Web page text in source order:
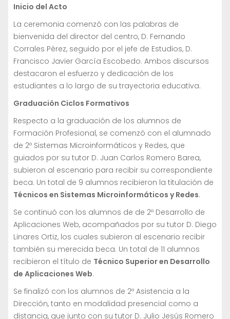
Inicio del Acto
La ceremonia comenzó con las palabras de
bienvenida del director del centro, D. Fernando
Corrales Pérez, seguido por el jefe de Estudios, D.
Francisco Javier García Escobedo. Ambos discursos
destacaron el esfuerzo y dedicación de los
estudiantes a lo largo de su trayectoria educativa.
Graduación Ciclos Formativos
Respecto a la graduación de los alumnos de
Formación Profesional, se comenzó con el alumnado
de 2º Sistemas Microinformáticos y Redes, que
guiados por su tutor D. Juan Carlos Romero Barea,
subieron al escenario para recibir su correspondiente
beca. Un total de 9 alumnos recibieron la titulación de
Técnicos en Sistemas Microinformáticos y Redes.
Se continuó con los alumnos de de 2º Desarrollo de
Aplicaciones Web, acompañados por su tutor D. Diego
Linares Ortiz, los cuales subieron al escenario recibir
también su merecida beca. Un total de 11 alumnos
recibieron el título de Técnico Superior en Desarrollo
de Aplicaciones Web.
Se finalizó con los alumnos de 2º Asistencia a la
Dirección, tanto en modalidad presencial como a
distancia, que junto con su tutor D. Julio Jesús Romero